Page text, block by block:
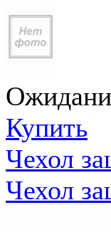
Купить
Чехол
Чехол